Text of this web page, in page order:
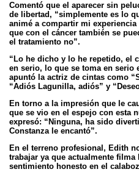
Comentó que el aparecer sin
de libertad, “simplemente es lo
animé a compartir mi experiencia
que con el cáncer también se
el tratamiento no”.
“Lo he dicho y lo he repetido, el
en serio, lo que se toma en serio
apuntó la actriz de cintas como
“Adiós Lagunilla, adiós” y
En torno a la impresión que le
que se vio en el espejo con esta
expresó: “Ninguna, ha sido
Constanza le encantó”.
En el terreno profesional, Edith
trabajar ya que actualmente filma
sentimiento honesto en el